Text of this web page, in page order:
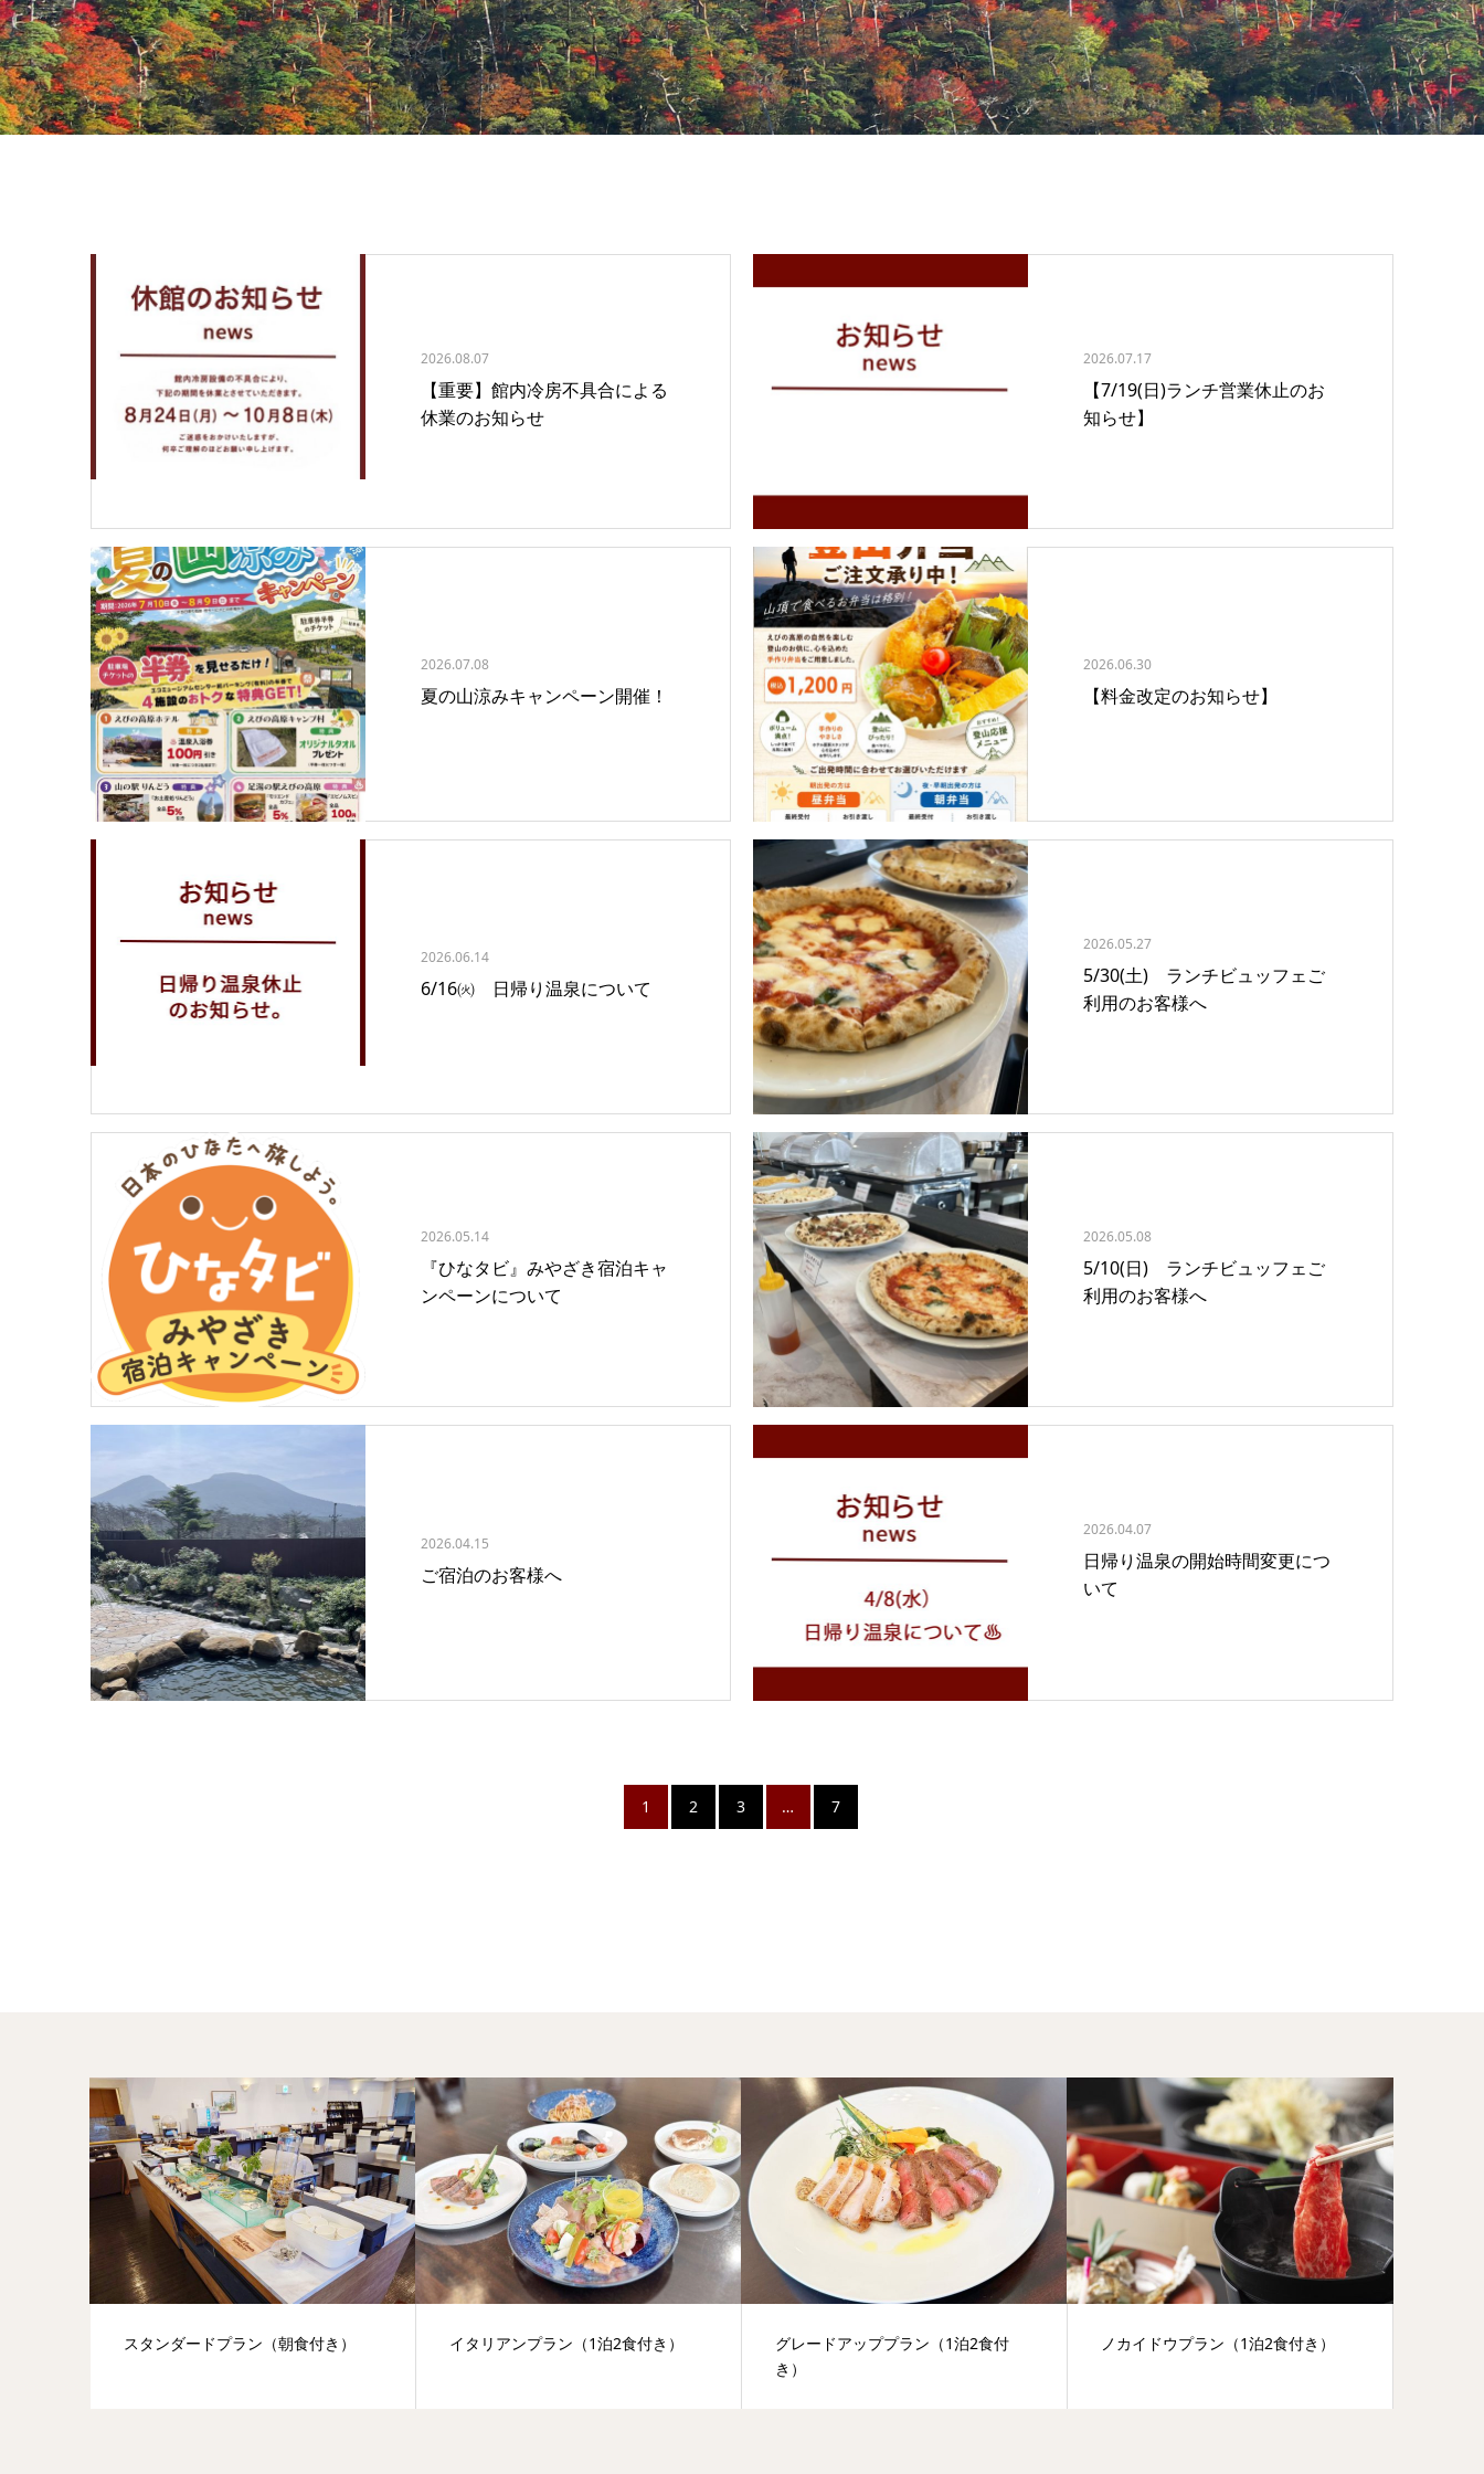
2026.08.07
【重要】館内冷房不具合による
休業のお知らせ
2026.07.17
【7/19(日)ランチ営業休止のお
知らせ】
2026.07.08
夏の山涼みキャンペーン開催！
2026.06.30
【料金改定のお知らせ】
2026.06.14
6/16㈫ 日帰り温泉について
2026.05.27
5/30(土) ランチビュッフェご
利用のお客様へ
2026.05.14
『ひなタビ』みやざき宿泊キャ
ンペーンについて
2026.05.08
5/10(日) ランチビュッフェご
利用のお客様へ
2026.04.15
ご宿泊のお客様へ
2026.04.07
日帰り温泉の開始時間変更につ
いて
1 2 3 … 7
スタンダードプラン（朝食付き） イタリアンプラン（1泊2食付き）
グレードアッププラン（1泊2食付
き）
ノカイドウプラン（1泊2食付き）